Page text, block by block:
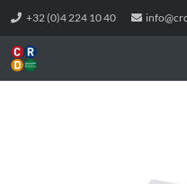
+32 (0)4 224 10 40